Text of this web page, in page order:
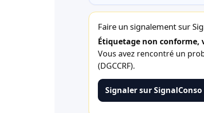
Faire un signalement sur
Étiquetage non conforme,
Vous avez rencontré un
(DGCCRF).
Signaler sur SignalConso